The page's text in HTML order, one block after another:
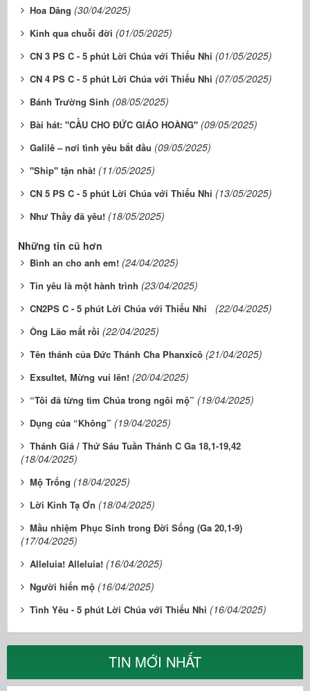
Hoa Dâng (30/04/2025)
Kinh qua chuỗi đời (01/05/2025)
CN 3 PS C - 5 phút Lời Chúa với Thiếu Nhi (01/05/2025)
CN 4 PS C - 5 phút Lời Chúa với Thiếu Nhi (07/05/2025)
Bánh Trường Sinh (08/05/2025)
Bài hát: "CẦU CHO ĐỨC GIÁO HOÀNG" (09/05/2025)
Galilê – nơi tình yêu bắt đầu (09/05/2025)
"Ship" tận nhà! (11/05/2025)
CN 5 PS C - 5 phút Lời Chúa với Thiếu Nhi (13/05/2025)
Như Thầy đã yêu! (18/05/2025)
Những tin cũ hơn
Bình an cho anh em! (24/04/2025)
Tin yêu là một hành trình (23/04/2025)
CN2PS C - 5 phút Lời Chúa với Thiếu Nhi (22/04/2025)
Ông Lão mất rồi (22/04/2025)
Tên thánh của Đức Thánh Cha Phanxicô (21/04/2025)
Exsultet, Mừng vui lên! (20/04/2025)
“Tôi đã từng tìm Chúa trong ngôi mộ” (19/04/2025)
Dụng của “Không” (19/04/2025)
Thánh Giá / Thứ Sáu Tuần Thánh C Ga 18,1-19,42
(18/04/2025)
Mộ Trống (18/04/2025)
Lời Kinh Tạ Ơn (18/04/2025)
Mầu nhiệm Phục Sinh trong Đời Sống (Ga 20,1-9)
(17/04/2025)
Alleluia! Alleluia! (16/04/2025)
Người hiến mộ (16/04/2025)
Tình Yêu - 5 phút Lời Chúa với Thiếu Nhi (16/04/2025)
TIN MỚI NHẤT